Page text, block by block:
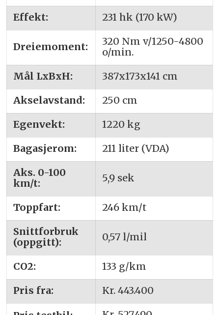
Effekt:
231 hk (170 kW)
Dreiemoment:
320 Nm v/1250-4800
o/min.
Mål LxBxH:
387x173x141 cm
Akselavstand:
250 cm
Egenvekt:
1220 kg
Bagasjerom:
211 liter (VDA)
Aks. 0-100
km/t:
5,9 sek
Toppfart:
246 km/t
Snittforbruk
(oppgitt):
0,57 l/mil
CO2:
133 g/km
Pris fra:
Kr. 443.400